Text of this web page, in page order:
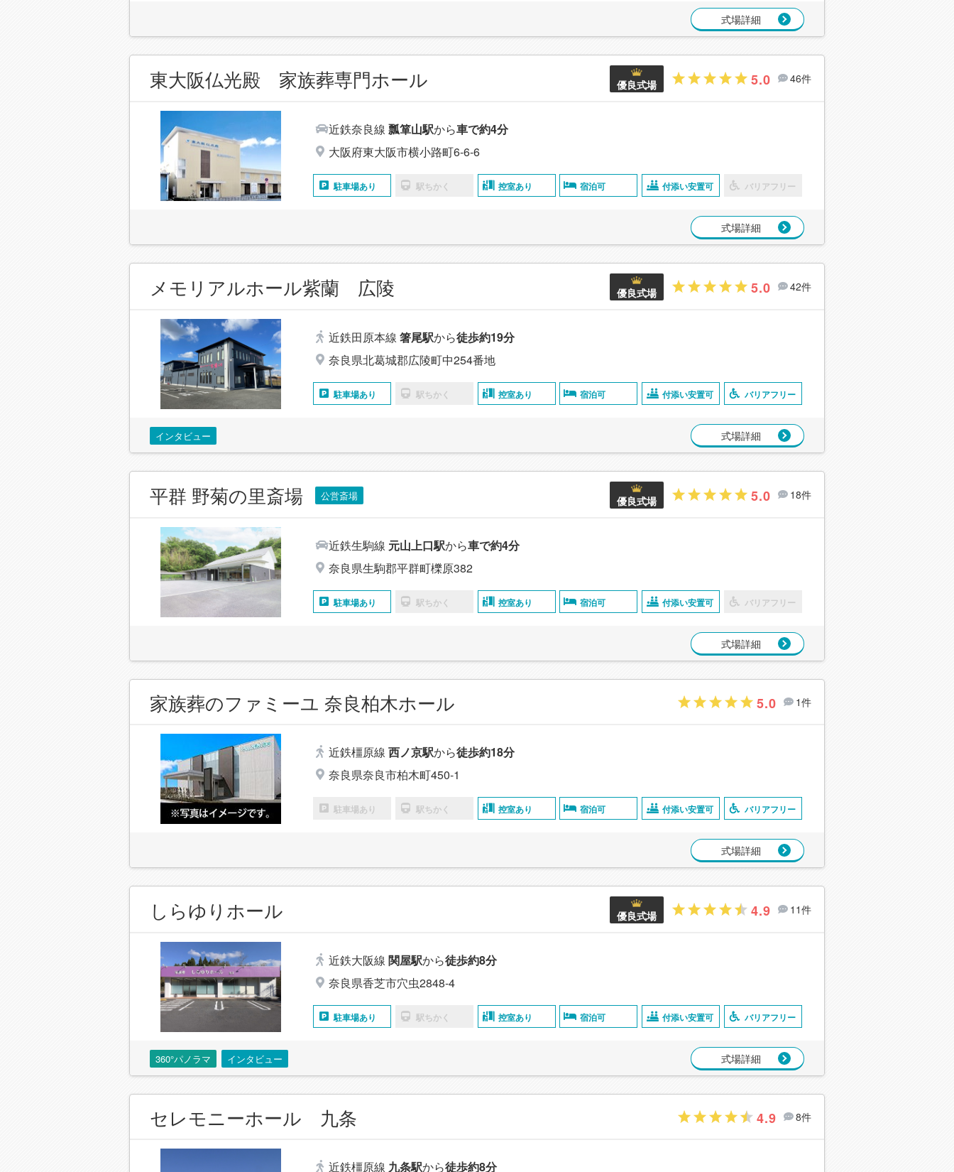
式場詳細
東大阪仏光殿 家族葬専門ホール 優良式場 5.0 46件
近鉄奈良線 瓢箪山駅から車で約4分
大阪府東大阪市横小路町6-6-6
駐車場あり 駅ちかく 控室あり 宿泊可 付添い安置可 バリアフリー
式場詳細
メモリアルホール紫蘭 広陵 優良式場 5.0 42件
近鉄田原本線 箸尾駅から徒歩約19分
奈良県北葛城郡広陵町中254番地
駐車場あり 駅ちかく 控室あり 宿泊可 付添い安置可 バリアフリー
インタビュー 式場詳細
平群 野菊の里斎場 公営斎場 優良式場 5.0 18件
近鉄生駒線 元山上口駅から車で約4分
奈良県生駒郡平群町櫟原382
駐車場あり 駅ちかく 控室あり 宿泊可 付添い安置可 バリアフリー
式場詳細
家族葬のファミーユ 奈良柏木ホール 5.0 1件
近鉄橿原線 西ノ京駅から徒歩約18分
奈良県奈良市柏木町450-1
駐車場あり 駅ちかく 控室あり 宿泊可 付添い安置可 バリアフリー
式場詳細
しらゆりホール 優良式場 4.9 11件
近鉄大阪線 関屋駅から徒歩約8分
奈良県香芝市穴虫2848‐4
駐車場あり 駅ちかく 控室あり 宿泊可 付添い安置可 バリアフリー
360°パノラマ インタビュー 式場詳細
セレモニーホール 九条 4.9 8件
近鉄橿原線 九条駅から徒歩約8分